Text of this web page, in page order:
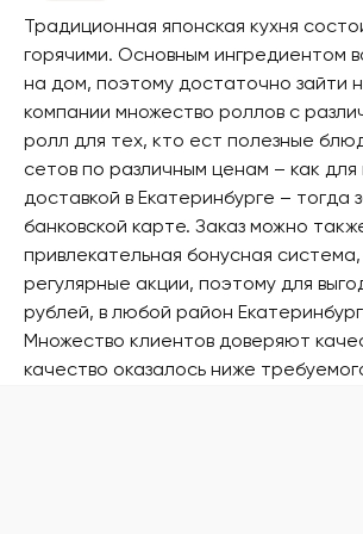
Традиционная японская кухня
горячими. Основным ингредиентом
на дом, поэтому достаточно зайти
компании множество роллов с
ролл для тех, кто ест полезные
сетов по различным ценам – как
доставкой в Екатеринбурге –
банковской карте. Заказ можно
привлекательная бонусная
регулярные акции, поэтому для
рублей, в любой район
Множество клиентов доверяют
качество оказалось ниже